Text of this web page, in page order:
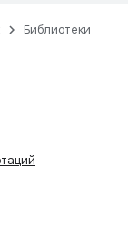
Библиотеки